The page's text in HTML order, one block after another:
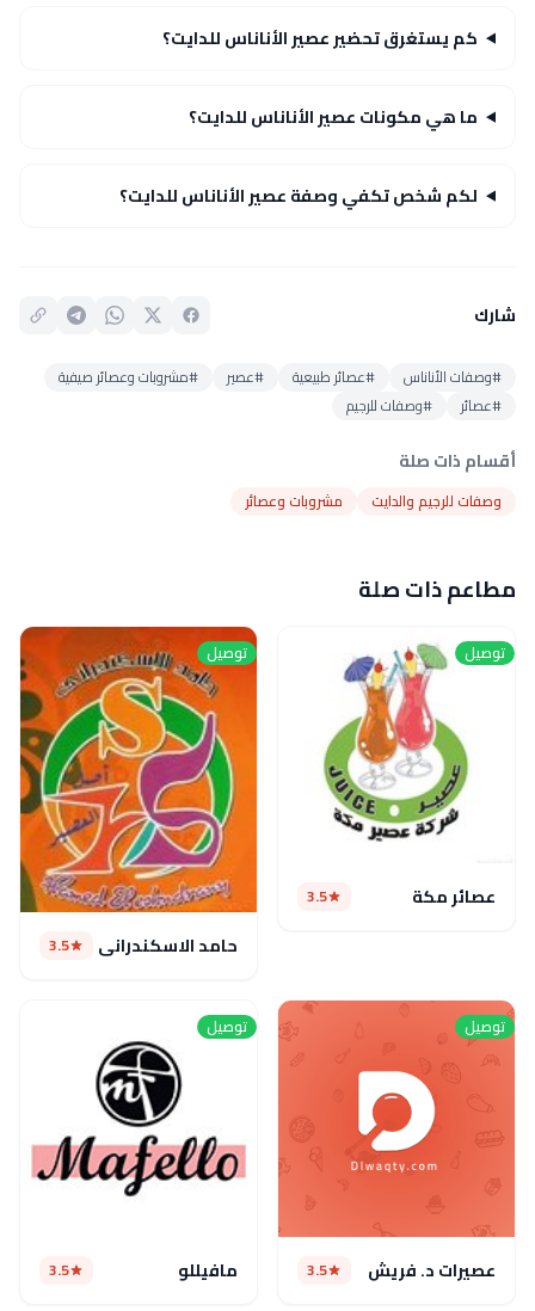
كم يستغرق تحضير عصير الأناناس للدايت؟
ما هي مكونات عصير الأناناس للدايت؟
لكم شخص تكفي وصفة عصير الأناناس للدايت؟
شارك
#وصفات الأناناس #عصائر طبيعية #عصير
#مشروبات وعصائر صيفية
#عصائر
#وصفات للرجيم
أقسام ذات صلة
وصفات للرجيم والدايت مشروبات وعصائر
مطاعم ذات صلة
توصيل
عصائر مكة 3.5
توصيل
حامد الاسكندراني 3.5
توصيل
عصيرات د. فريش 3.5
توصيل
مافيللو 3.5